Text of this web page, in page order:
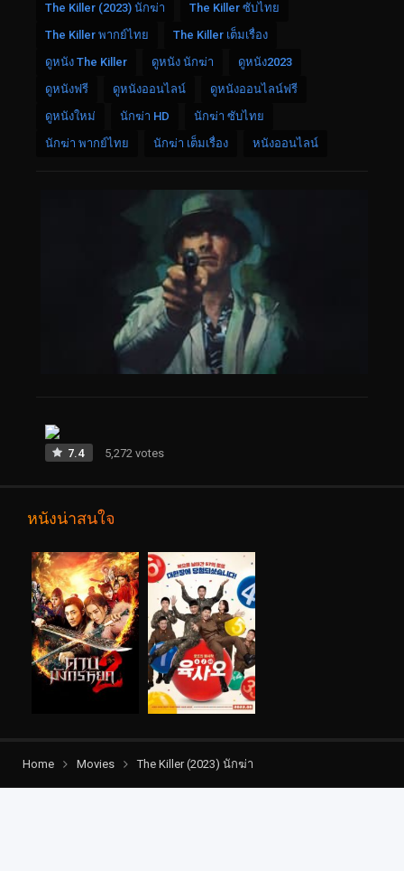
The Killer (2023) นักฆ่า
The Killer ซับไทย
The Killer พากย์ไทย
The Killer เต็มเรื่อง
ดูหนัง The Killer
ดูหนัง นักฆ่า
ดูหนัง2023
ดูหนังฟรี
ดูหนังออนไลน์
ดูหนังออนไลน์ฟรี
ดูหนังใหม่
นักฆ่า HD
นักฆ่า ซับไทย
นักฆ่า พากย์ไทย
นักฆ่า เต็มเรื่อง หนังออนไลน์
7.4 5,272 votes
หนังน่าสนใจ
Home Movies The Killer (2023) นักฆ่า